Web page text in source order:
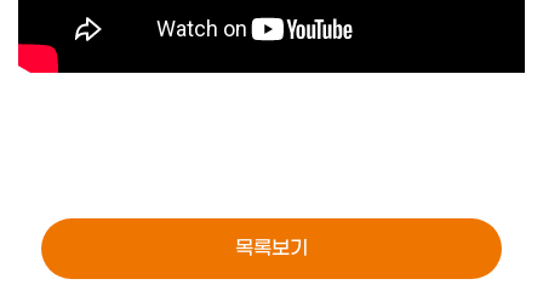
목록보기